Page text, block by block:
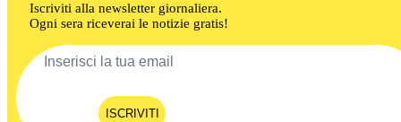
Iscriviti alla newsletter giornaliera.
Ogni sera riceverai le notizie gratis!
ISCRIVITI